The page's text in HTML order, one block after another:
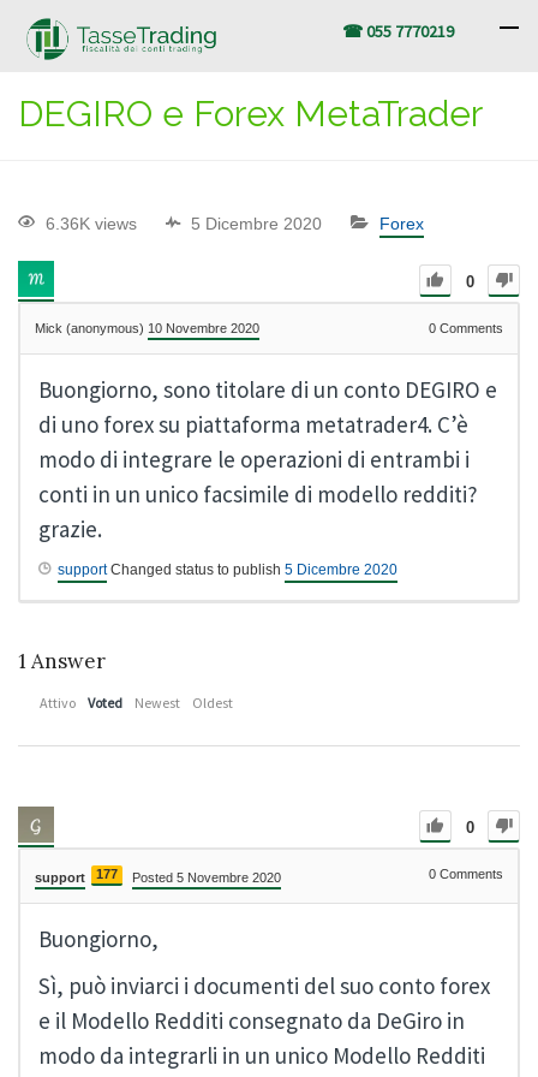
☎ 055 7770219
DEGIRO e Forex MetaTrader
6.36K views 5 Dicembre 2020 Forex
0
Mick (anonymous) 10 Novembre 2020 0 Comments
Buongiorno, sono titolare di un conto DEGIRO e
di uno forex su piattaforma metatrader4. C’è
modo di integrare le operazioni di entrambi i
conti in un unico facsimile di modello redditi?
grazie.
supportChanged status to publish 5 Dicembre 2020
1 Answer
Attivo Voted Newest Oldest
0
support 177 Posted 5 Novembre 2020 0 Comments
Buongiorno,
Sì, può inviarci i documenti del suo conto forex
e il Modello Redditi consegnato da DeGiro in
modo da integrarli in un unico Modello Redditi